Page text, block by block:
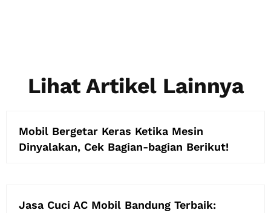
Lihat Artikel Lainnya
Mobil Bergetar Keras Ketika Mesin
Dinyalakan, Cek Bagian-bagian Berikut!
Jasa Cuci AC Mobil Bandung Terbaik: